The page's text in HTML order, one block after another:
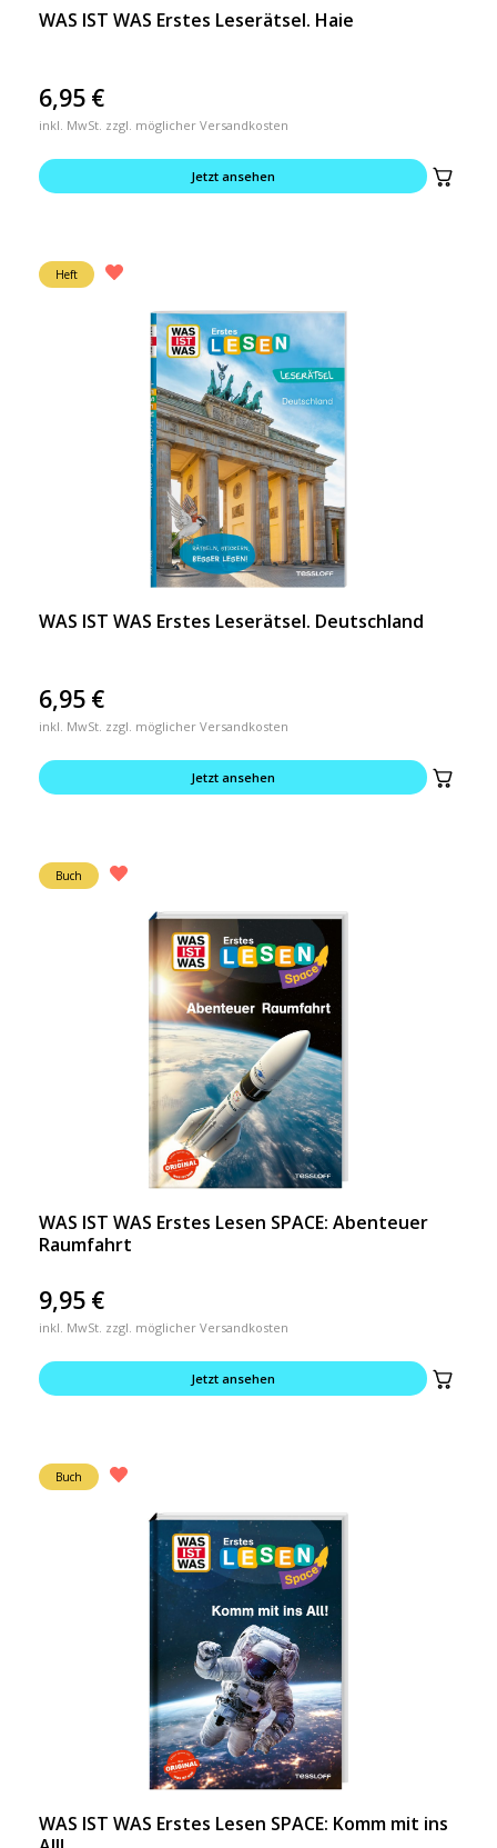
WAS IST WAS Erstes Leserätsel. Haie
6,95 €
inkl. MwSt. zzgl. möglicher Versandkosten
Jetzt ansehen
Heft
WAS IST WAS Erstes Leserätsel. Deutschland
6,95 €
inkl. MwSt. zzgl. möglicher Versandkosten
Jetzt ansehen
Buch
WAS IST WAS Erstes Lesen SPACE: Abenteuer
Raumfahrt
9,95 €
inkl. MwSt. zzgl. möglicher Versandkosten
Jetzt ansehen
Buch
WAS IST WAS Erstes Lesen SPACE: Komm mit ins